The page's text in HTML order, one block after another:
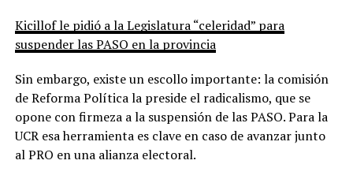
Kicillof le pidió a la Legislatura “celeridad” para
suspender las PASO en la provincia
Sin embargo, existe un escollo importante: la comisión
de Reforma Política la preside el radicalismo, que se
opone con firmeza a la suspensión de las PASO. Para la
UCR esa herramienta es clave en caso de avanzar junto
al PRO en una alianza electoral.